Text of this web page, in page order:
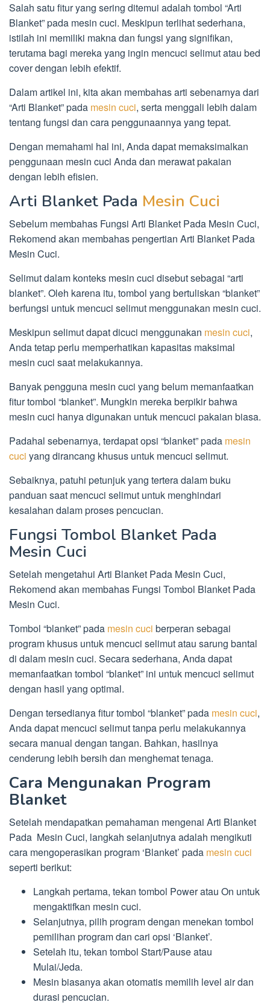
Salah satu fitur yang sering ditemui adalah tombol “Arti
Blanket” pada mesin cuci. Meskipun terlihat sederhana,
istilah ini memiliki makna dan fungsi yang signifikan,
terutama bagi mereka yang ingin mencuci selimut atau bed
cover dengan lebih efektif.
Dalam artikel ini, kita akan membahas arti sebenarnya dari
“Arti Blanket” pada mesin cuci, serta menggali lebih dalam
tentang fungsi dan cara penggunaannya yang tepat.
Dengan memahami hal ini, Anda dapat memaksimalkan
penggunaan mesin cuci Anda dan merawat pakaian
dengan lebih efisien.
Arti Blanket Pada Mesin Cuci
Sebelum membahas Fungsi Arti Blanket Pada Mesin Cuci,
Rekomend akan membahas pengertian Arti Blanket Pada
Mesin Cuci.
Selimut dalam konteks mesin cuci disebut sebagai “arti
blanket”. Oleh karena itu, tombol yang bertuliskan “blanket”
berfungsi untuk mencuci selimut menggunakan mesin cuci.
Meskipun selimut dapat dicuci menggunakan mesin cuci,
Anda tetap perlu memperhatikan kapasitas maksimal
mesin cuci saat melakukannya.
Banyak pengguna mesin cuci yang belum memanfaatkan
fitur tombol “blanket”. Mungkin mereka berpikir bahwa
mesin cuci hanya digunakan untuk mencuci pakaian biasa.
Padahal sebenarnya, terdapat opsi “blanket” pada mesin
cuci yang dirancang khusus untuk mencuci selimut.
Sebaiknya, patuhi petunjuk yang tertera dalam buku
panduan saat mencuci selimut untuk menghindari
kesalahan dalam proses pencucian.
Fungsi Tombol Blanket Pada
Mesin Cuci
Setelah mengetahui Arti Blanket Pada Mesin Cuci,
Rekomend akan membahas Fungsi Tombol Blanket Pada
Mesin Cuci.
Tombol “blanket” pada mesin cuci berperan sebagai
program khusus untuk mencuci selimut atau sarung bantal
di dalam mesin cuci. Secara sederhana, Anda dapat
memanfaatkan tombol “blanket” ini untuk mencuci selimut
dengan hasil yang optimal.
Dengan tersedianya fitur tombol “blanket” pada mesin cuci,
Anda dapat mencuci selimut tanpa perlu melakukannya
secara manual dengan tangan. Bahkan, hasilnya
cenderung lebih bersih dan menghemat tenaga.
Cara Mengunakan Program
Blanket
Setelah mendapatkan pemahaman mengenai Arti Blanket
Pada Mesin Cuci, langkah selanjutnya adalah mengikuti
cara mengoperasikan program ‘Blanket’ pada mesin cuci
seperti berikut:
Langkah pertama, tekan tombol Power atau On untuk
mengaktifkan mesin cuci.
Selanjutnya, pilih program dengan menekan tombol
pemilihan program dan cari opsi ‘Blanket’.
Setelah itu, tekan tombol Start/Pause atau
Mulai/Jeda.
Mesin biasanya akan otomatis memilih level air dan
durasi pencucian.